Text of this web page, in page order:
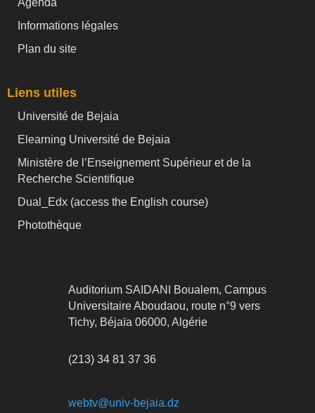
Informations légales
Plan du site
Liens utiles
Université de Bejaia
Elearning Université de Bejaia
Ministère de l’Enseignement Supérieur et de la
Recherche Scientifique
Dual_Edx (access the English course)
Photothèque
Auditorium SAIDANI Boualem, Campus
Universitaire Aboudaou, route n°9 vers
Tichy, Béjaïa 06000, Algérie
(213) 34 81 37 36
webtv@univ-bejaia.dz